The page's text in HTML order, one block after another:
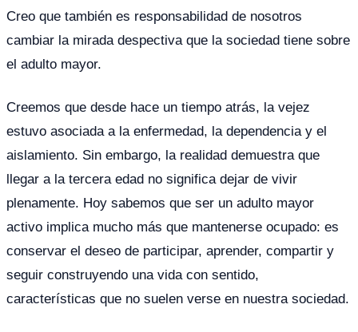
Creo que también es responsabilidad de nosotros
cambiar la mirada despectiva que la sociedad tiene sobre
el adulto mayor.
Creemos que desde hace un tiempo atrás, la vejez
estuvo asociada a la enfermedad, la dependencia y el
aislamiento. Sin embargo, la realidad demuestra que
llegar a la tercera edad no significa dejar de vivir
plenamente. Hoy sabemos que ser un adulto mayor
activo implica mucho más que mantenerse ocupado: es
conservar el deseo de participar, aprender, compartir y
seguir construyendo una vida con sentido,
características que no suelen verse en nuestra sociedad.